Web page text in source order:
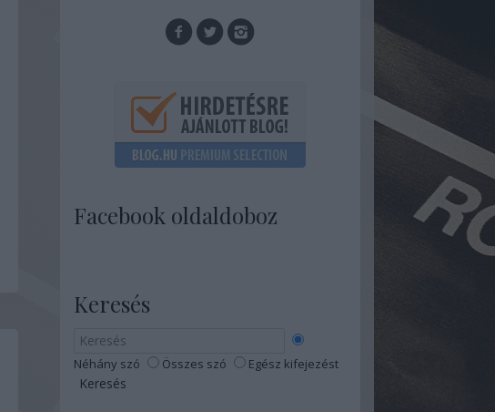
Facebook oldaldoboz
Keresés
Néhány szó Összes szó Egész kifejezést